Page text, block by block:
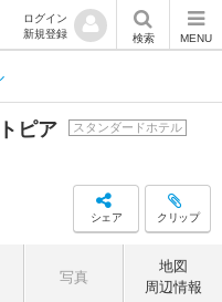
ログイン
新規登録
検索 MENU
ピア スタンダードホテル
シェア クリップ
写真
地図
周辺情報